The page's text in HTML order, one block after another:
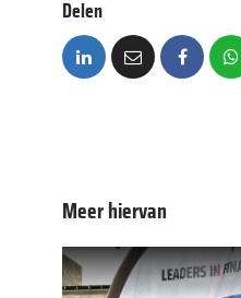
Delen
Meer hiervan